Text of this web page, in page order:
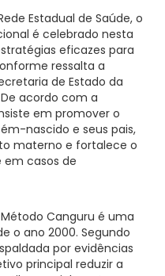
Estadual de Saúde, o
é celebrado nesta
eficazes para
ressalta a
de Estado da
acordo com a
em promover o
nascido e seus pais,
materno e fortalece o
casos de
Canguru é uma
o ano 2000. Segundo
por evidências
principal reduzir a